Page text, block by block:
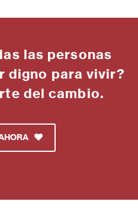
las personas
digno para vivir?
del cambio.